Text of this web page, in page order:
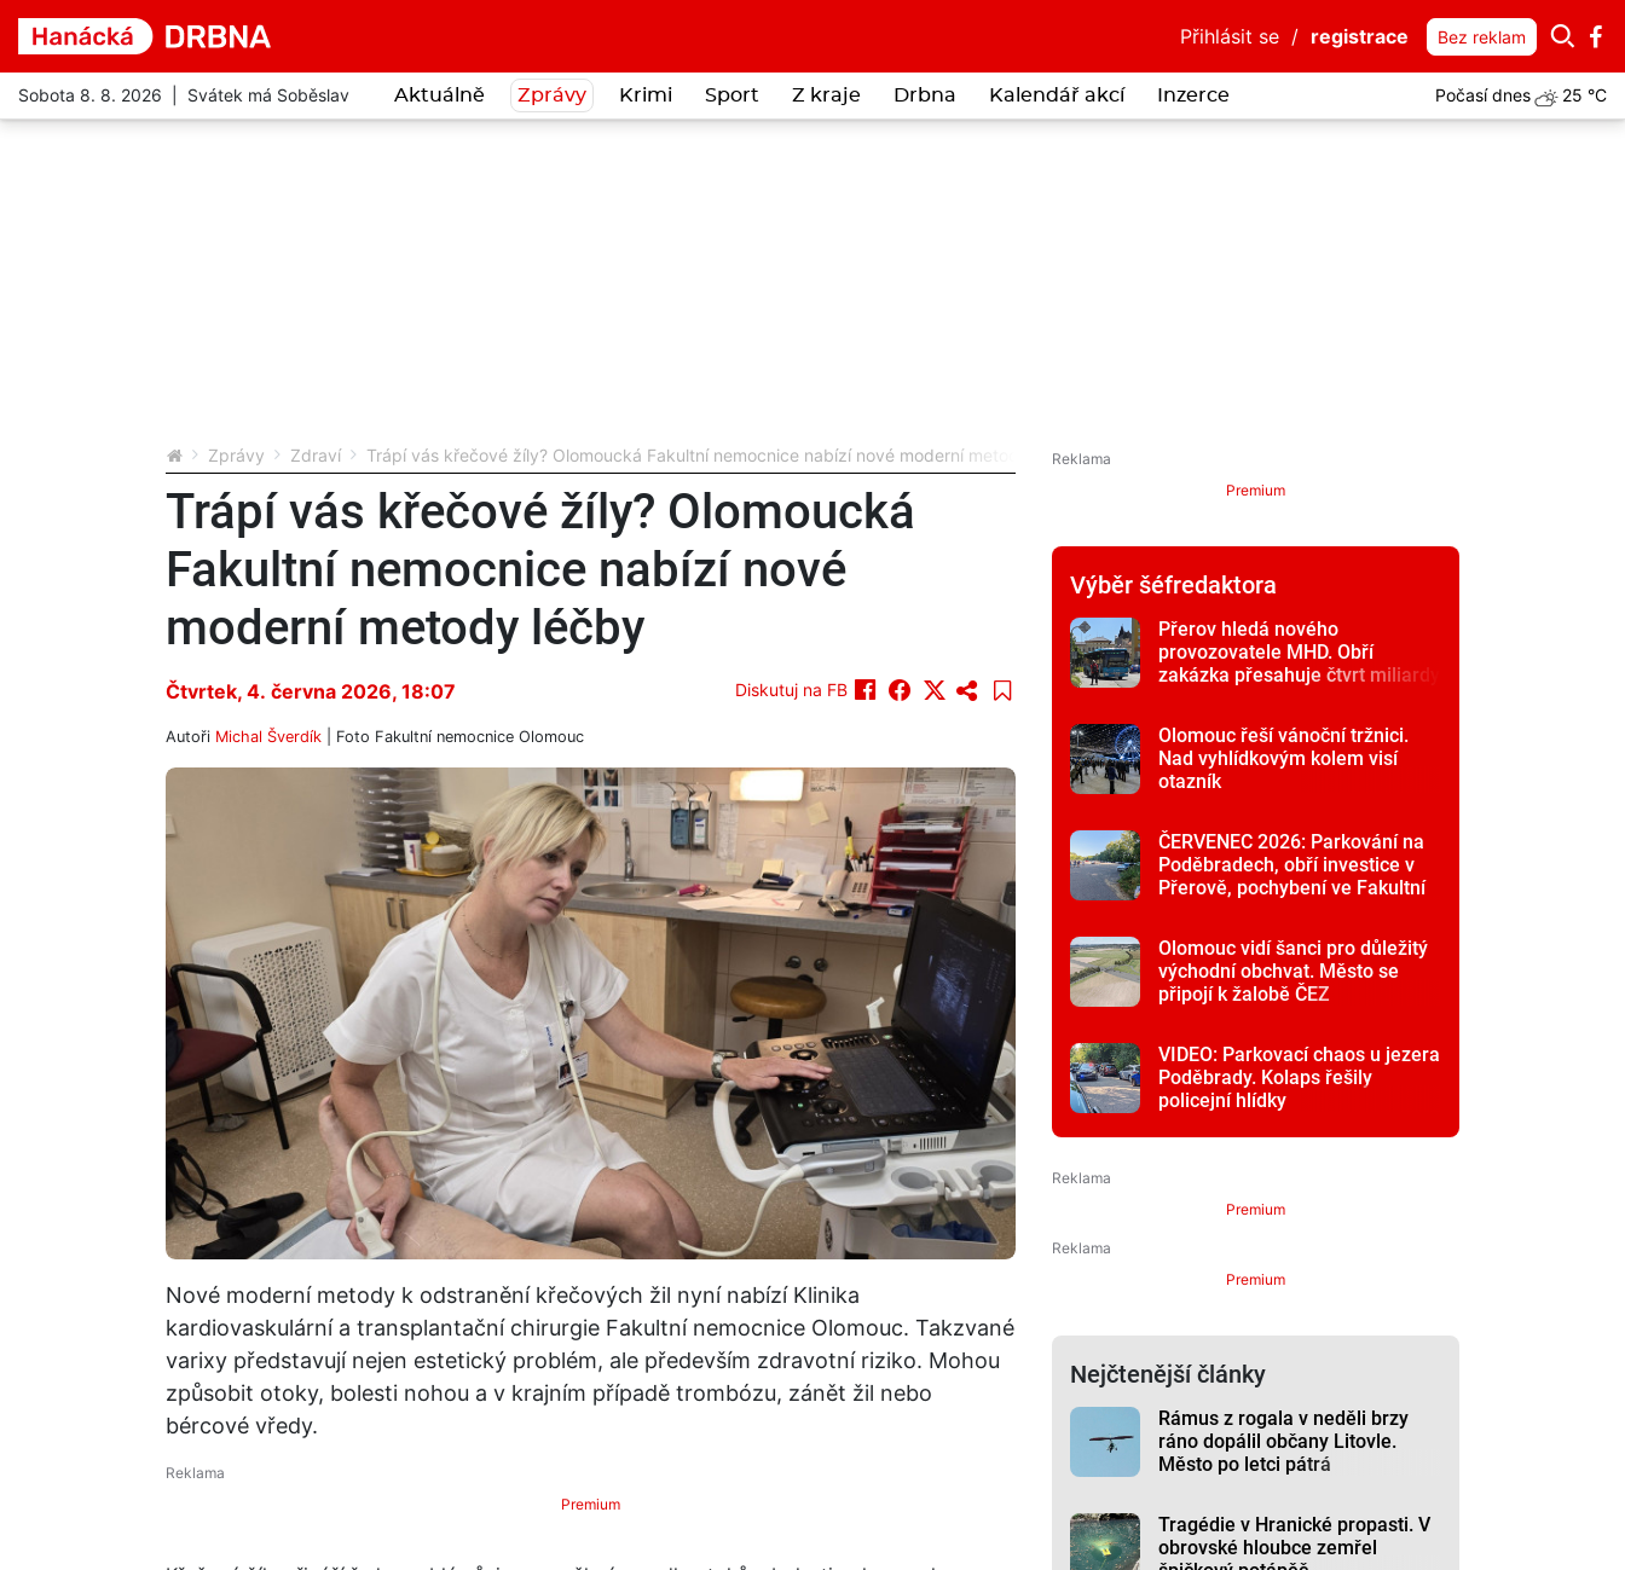
Přihlásit se / registrace Bez reklam
Sobota 8. 8. 2026 | Svátek má Soběslav Aktuálně Zprávy Krimi Sport Z kraje Drbna Kalendář akcí Inzerce Počasí dnes 25 °C
Zprávy Zdraví Trápí vás křečové žíly? Olomoucká Fakultní nemocnice nabízí nové moderní metody léčby
Trápí vás křečové žíly? Olomoucká
Fakultní nemocnice nabízí nové
moderní metody léčby
Čtvrtek, 4. června 2026, 18:07 Diskutuj na FB
Autoři Michal Šverdík | Foto Fakultní nemocnice Olomouc
Nové moderní metody k odstranění křečových žil nyní nabízí Klinika
kardiovaskulární a transplantační chirurgie Fakultní nemocnice Olomouc. Takzvané
varixy představují nejen estetický problém, ale především zdravotní riziko. Mohou
způsobit otoky, bolesti nohou a v krajním případě trombózu, zánět žil nebo
bércové vředy.
Premium
Premium
Výběr šéfredaktora
Přerov hledá nového
provozovatele MHD. Obří
zakázka přesahuje čtvrt miliardy
Olomouc řeší vánoční tržnici.
Nad vyhlídkovým kolem visí
otazník
ČERVENEC 2026: Parkování na
Poděbradech, obří investice v
Přerově, pochybení ve Fakultní
Olomouc vidí šanci pro důležitý
východní obchvat. Město se
připojí k žalobě ČEZ
VIDEO: Parkovací chaos u jezera
Poděbrady. Kolaps řešily
policejní hlídky
Premium
Premium
Nejčtenější články
Rámus z rogala v neděli brzy
ráno dopálil občany Litovle.
Město po letci pátrá
Tragédie v Hranické propasti. V
obrovské hloubce zemřel